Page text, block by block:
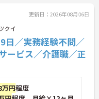
更新日：2026年08月06日
クイ
日／実務経験不問／
ービス／介護職／正
円程度